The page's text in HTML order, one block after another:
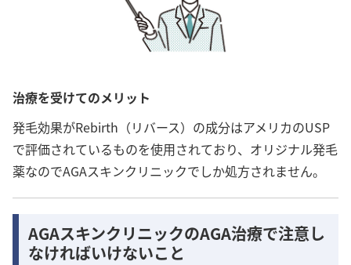
治療を受けてのメリット
発毛効果がRebirth（リバース）の成分はアメリカのUSP
で評価されているものを使用されており、オリジナル発毛
薬なのでAGAスキンクリニックでしか処方されません。
AGAスキンクリニックのAGA治療で注意し
なければいけないこと